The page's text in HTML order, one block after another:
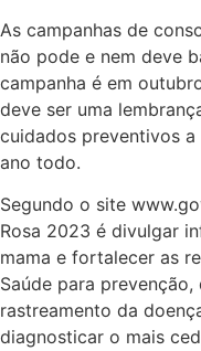
As campanhas de
não pode e nem deve
campanha é em
deve ser uma
cuidados preventivos
ano todo.
Segundo o site
Rosa 2023 é divulgar
mama e fortalecer as
Saúde para
rastreamento da
diagnosticar o mais